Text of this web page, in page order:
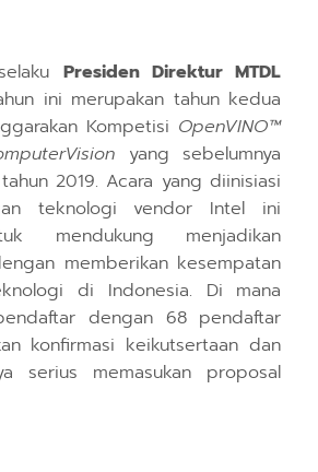
Presiden Direktur MTDL
ini merupakan tahun kedua
Kompetisi OpenVINO™
yang sebelumnya
2019. Acara yang diinisiasi
teknologi vendor Intel ini
mendukung menjadikan
memberikan kesempatan
di Indonesia. Di mana
dengan 68 pendaftar
konfirmasi keikutsertaan dan
serius memasukan proposal